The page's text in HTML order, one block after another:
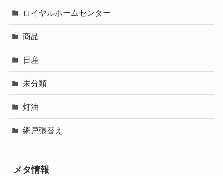
ロイヤルホームセンター
商品
日産
未分類
灯油
網戸張替え
メタ情報